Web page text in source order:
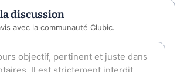
discussion
avec la communauté Clubic.